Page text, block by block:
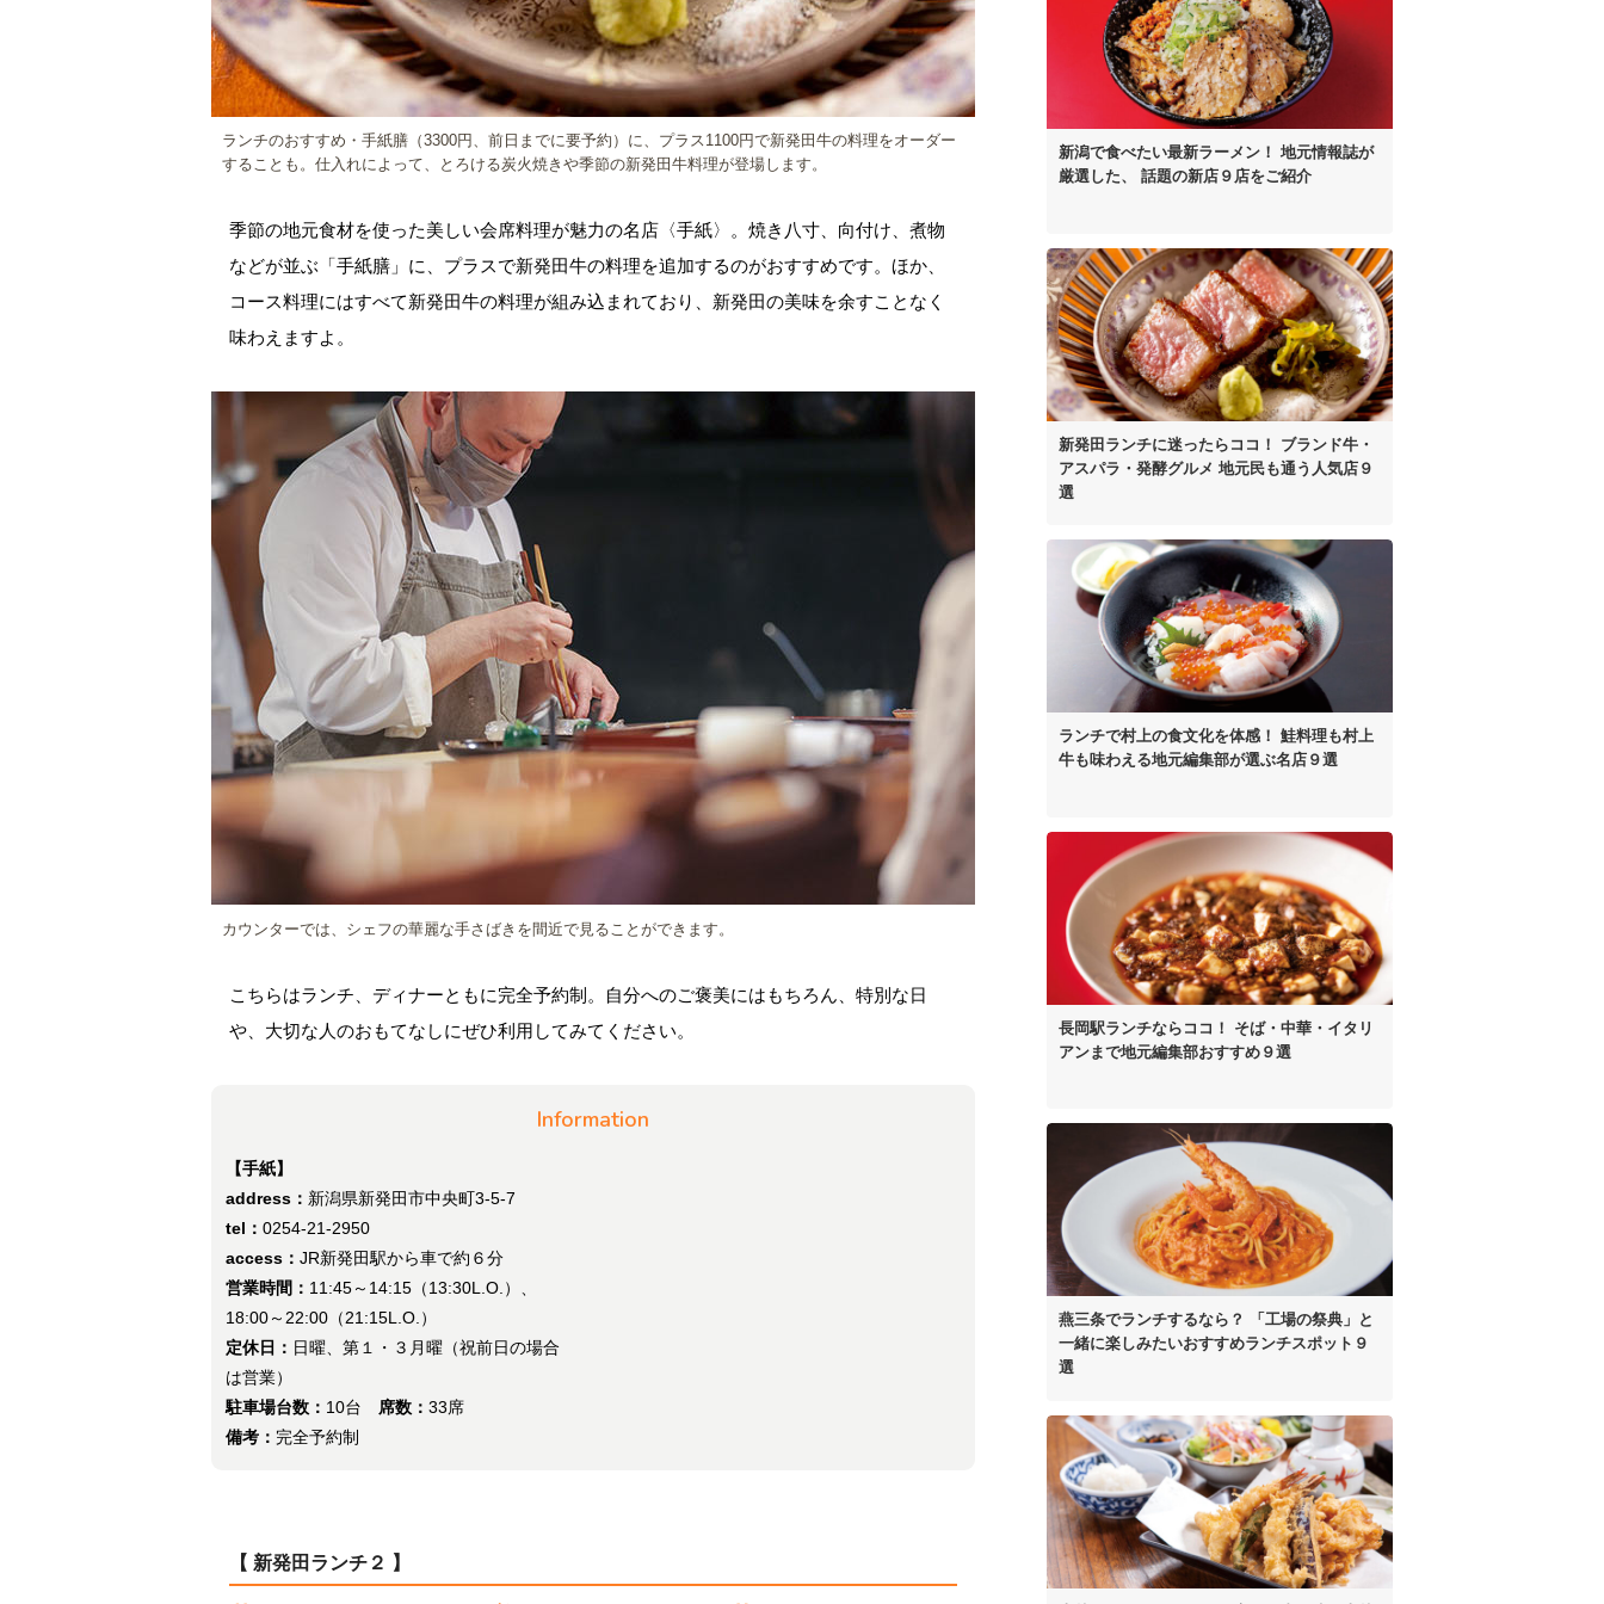
ランチのおすすめ・手紙膳（3300円、前日までに要予約）に、プラス1100円で新発田牛の料理をオーダー
することも。仕入れによって、とろける炭火焼きや季節の新発田牛料理が登場します。
季節の地元食材を使った美しい会席料理が魅力の名店〈手紙〉。焼き八寸、向付け、煮物
などが並ぶ「手紙膳」に、プラスで新発田牛の料理を追加するのがおすすめです。ほか、
コース料理にはすべて新発田牛の料理が組み込まれており、新発田の美味を余すことなく
味わえますよ。
カウンターでは、シェフの華麗な手さばきを間近で見ることができます。
こちらはランチ、ディナーともに完全予約制。自分へのご褒美にはもちろん、特別な日
や、大切な人のおもてなしにぜひ利用してみてください。
Information
【手紙】
address： 新潟県新発田市中央町3-5-7
tel： 0254-21-2950
access： JR新発田駅から車で約６分
営業時間： 11:45～14:15（13:30L.O.）、
18:00～22:00（21:15L.O.）
定休日： 日曜、第１・３月曜（祝前日の場合
は営業）
駐車場台数： 10台 席数： 33席
備考： 完全予約制
【 新発田ランチ２ 】
新潟で食べたい最新ラーメン！ 地元情報誌が
厳選した、 話題の新店９店をご紹介
新発田ランチに迷ったらココ！ ブランド牛・
アスパラ ・発酵グルメ 地元民も通う人気店９
選
ランチで村上の食文化を体感！ 鮭料理も村上
牛も味わえる地元編集部が選ぶ名店９選
長岡駅ランチならココ！ そば・中華・イタリ
アンまで地元編集部おすすめ９選
燕三条でランチするなら？
「工場の祭典」と
一緒に楽しみたいおすすめランチスポット９
選